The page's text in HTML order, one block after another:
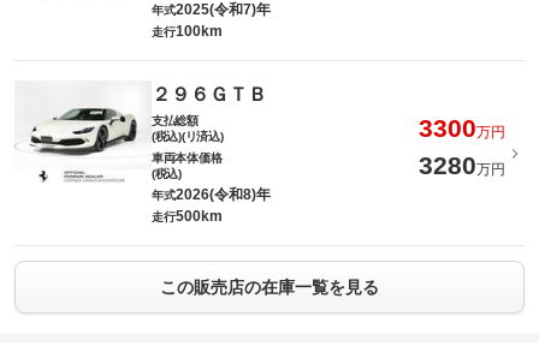
年式2025(令和7)年
走行100km
２９６ＧＴＢ
支払総額
(税込)(リ済込)
3300万円
車両本体価格
(税込)
3280万円
年式2026(令和8)年
走行500km
この販売店の在庫一覧を見る